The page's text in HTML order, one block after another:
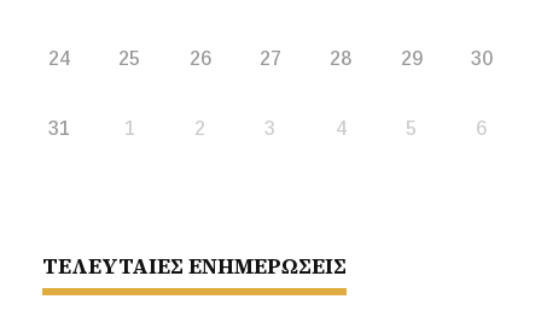
24 25 26 27 28 29 30
31 1 2 3 4 5 6
ΤΕΛΕΥΤΑΙΕΣ ΕΝΗΜΕΡΩΣΕΙΣ